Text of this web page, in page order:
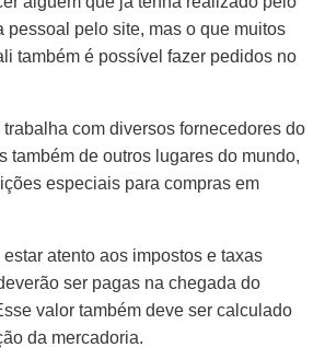
pessoal pelo site, mas o que muitos
também é possível fazer pedidos no
com diversos fornecedores do
também de outros lugares do mundo,
especiais para compras em
atento aos impostos e taxas
ser pagas na chegada do
valor também deve ser calculado
da mercadoria.